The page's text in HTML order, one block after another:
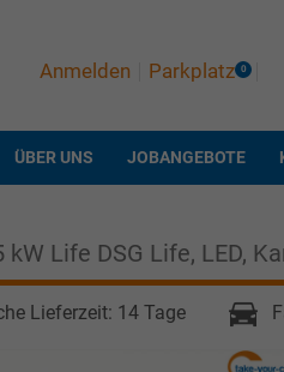
Anmelden Parkplatz 0
ÜBER UNS JOBANGEBOTE
kW Life DSG Life, LED,
Lieferzeit: 14 Tage